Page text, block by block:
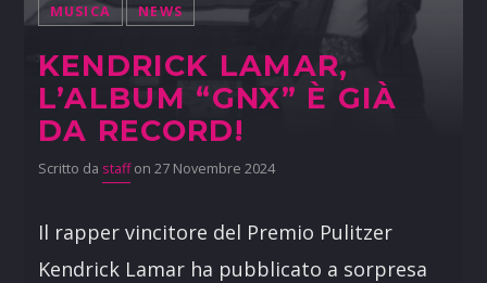
MUSICA NEWS
KENDRICK LAMAR,
L’ALBUM “GNX” È GIÀ
DA RECORD!
Scritto da staffon 27 Novembre 2024
Il rapper vincitore del Premio Pulitzer
Kendrick Lamar ha pubblicato a sorpresa